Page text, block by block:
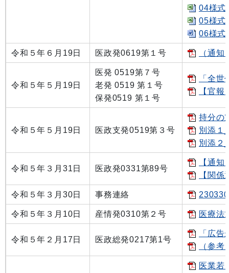
04様式
05様式
06様式
令和５年６月19日 医政発0619第１号 （通
令和５年５月19日
医発 0519第７号
老発 0519 第１号
保発0519 第１号
「全
【官
令和５年５月19日 医政支発0519第３号
持分の
別添１
別添２
令和５年３月31日 医政発0331第89号
【通
【関
令和５年３月30日 事務連絡
令和５年３月10日 産情発0310第２号 医療法
令和５年２月17日 医政総発0217第1号
「広
（参
医業若